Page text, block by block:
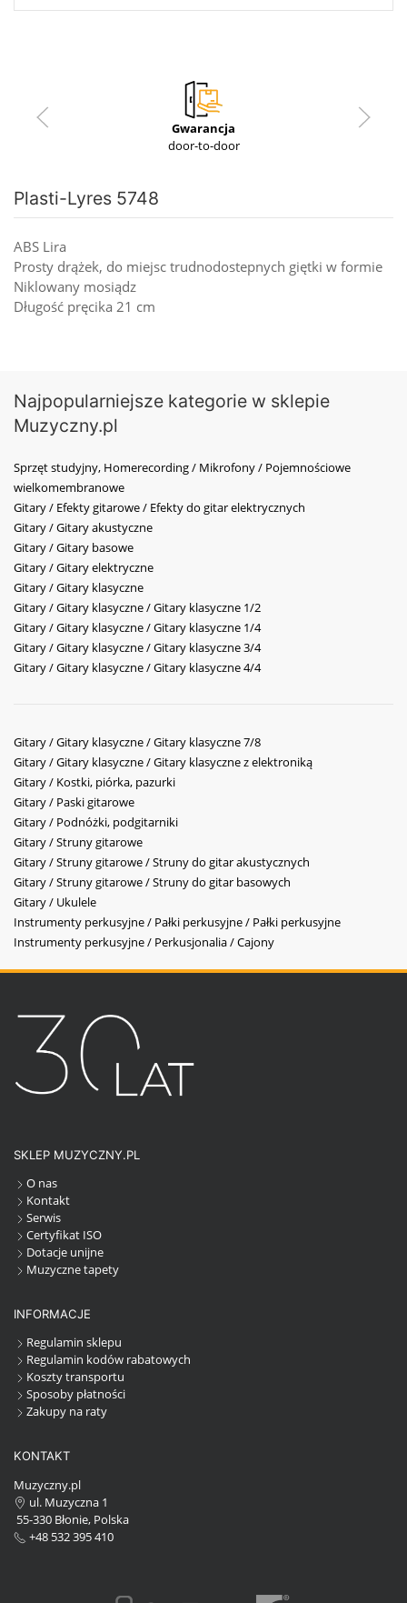
Gwarancja
door-to-door
Plasti-Lyres 5748
ABS Lira
Prosty drążek, do miejsc trudnodostepnych giętki w formie
Niklowany mosiądz
Długość pręcika 21 cm
Najpopularniejsze kategorie w sklepie
Muzyczny.pl
Sprzęt studyjny, Homerecording / Mikrofony / Pojemnościowe
wielkomembranowe
Gitary / Efekty gitarowe / Efekty do gitar elektrycznych
Gitary / Gitary akustyczne
Gitary / Gitary basowe
Gitary / Gitary elektryczne
Gitary / Gitary klasyczne
Gitary / Gitary klasyczne / Gitary klasyczne 1/2
Gitary / Gitary klasyczne / Gitary klasyczne 1/4
Gitary / Gitary klasyczne / Gitary klasyczne 3/4
Gitary / Gitary klasyczne / Gitary klasyczne 4/4
Gitary / Gitary klasyczne / Gitary klasyczne 7/8
Gitary / Gitary klasyczne / Gitary klasyczne z elektroniką
Gitary / Kostki, piórka, pazurki
Gitary / Paski gitarowe
Gitary / Podnóżki, podgitarniki
Gitary / Struny gitarowe
Gitary / Struny gitarowe / Struny do gitar akustycznych
Gitary / Struny gitarowe / Struny do gitar basowych
Gitary / Ukulele
Instrumenty perkusyjne / Pałki perkusyjne / Pałki perkusyjne
Instrumenty perkusyjne / Perkusjonalia / Cajony
SKLEP MUZYCZNY.PL
O nas
Kontakt
Serwis
Certyfikat ISO
Dotacje unijne
Muzyczne tapety
INFORMACJE
Regulamin sklepu
Regulamin kodów rabatowych
Koszty transportu
Sposoby płatności
Zakupy na raty
KONTAKT
Muzyczny.pl
ul. Muzyczna 1
55-330 Błonie, Polska
+48 532 395 410